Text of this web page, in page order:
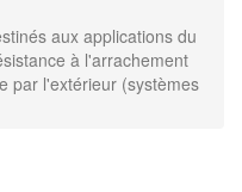
aux applications du
à l'arrachement
par l'extérieur (systèmes